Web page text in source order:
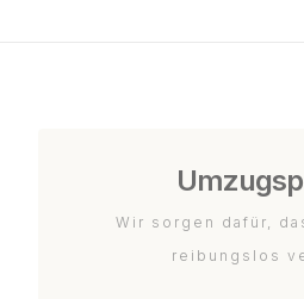
Wir sorgen dafür,
reibungslos